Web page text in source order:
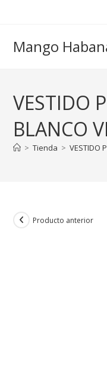
Mango
VESTIDO
BLANCO
> Tienda > VESTIDO
Producto anterior